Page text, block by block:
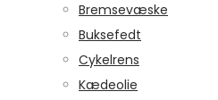
Bremsevæske
Buksefedt
Cykelrens
Kædeolie